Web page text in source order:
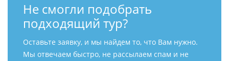
Не смогли подобрать
подходящий тур?
Оставьте заявку, и мы найдем то, что Вам нужно.
Мы отвечаем быстро, не рассылаем спам и не